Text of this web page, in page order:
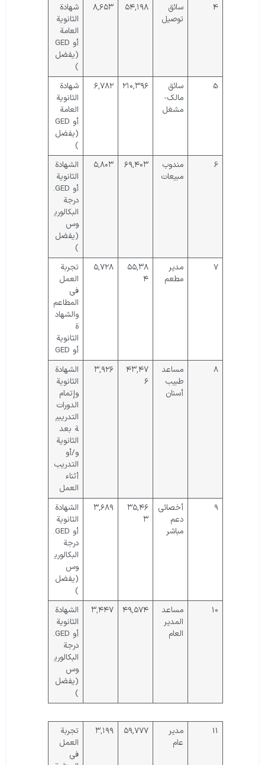
4
سائق
توصيل
۵۴,۱۹۸ ۸,۶۵۳
شهادة
الثانوية
العامة
أو GED
(يفضل
)
5
سائق
مالك-
مشغل
۲۱۰,۳۹۶ ۶,۷۸۲
شهادة
الثانوية
العامة
أو GED
(يفضل
)
6
مندوب
مبيعات
۶۹,۴۰۳ ۵,۸۰۳
الشهادة
الثانوية
أو GED.
درجة
البكالوري
وس
(يفضل
)
7
مدير
مطعم
۵۵,۳۸
۴
۵,۷۲۸
تجربة
العمل
في
المطاعم
والشهاد
ة
الثانوية
أو GED
8
مساعد
طبيب
أسنان
۴۳,۴۷
۶
۳,۹۲۶
الشهادة
الثانوية
وإتمام
الدورات
التدريبي
ة بعد
الثانوية
و/أو
التدريب
أثناء
العمل
9
أخصائي
دعم
مباشر
۳۵,۴۶
۳
۳,۶۸۹
الشهادة
الثانوية
أو GED.
درجة
البكالوري
وس
(يفضل
)
10
مساعد
المدير
العام
۴۹,۵۷۴ ۳,۴۴۷
الشهادة
الثانوية
أو GED.
درجة
البكالوري
وس
(يفضل
)
11
مدير
عام
۵۹,۷۷۷ ۳,۱۹۹
تجربة
العمل
في